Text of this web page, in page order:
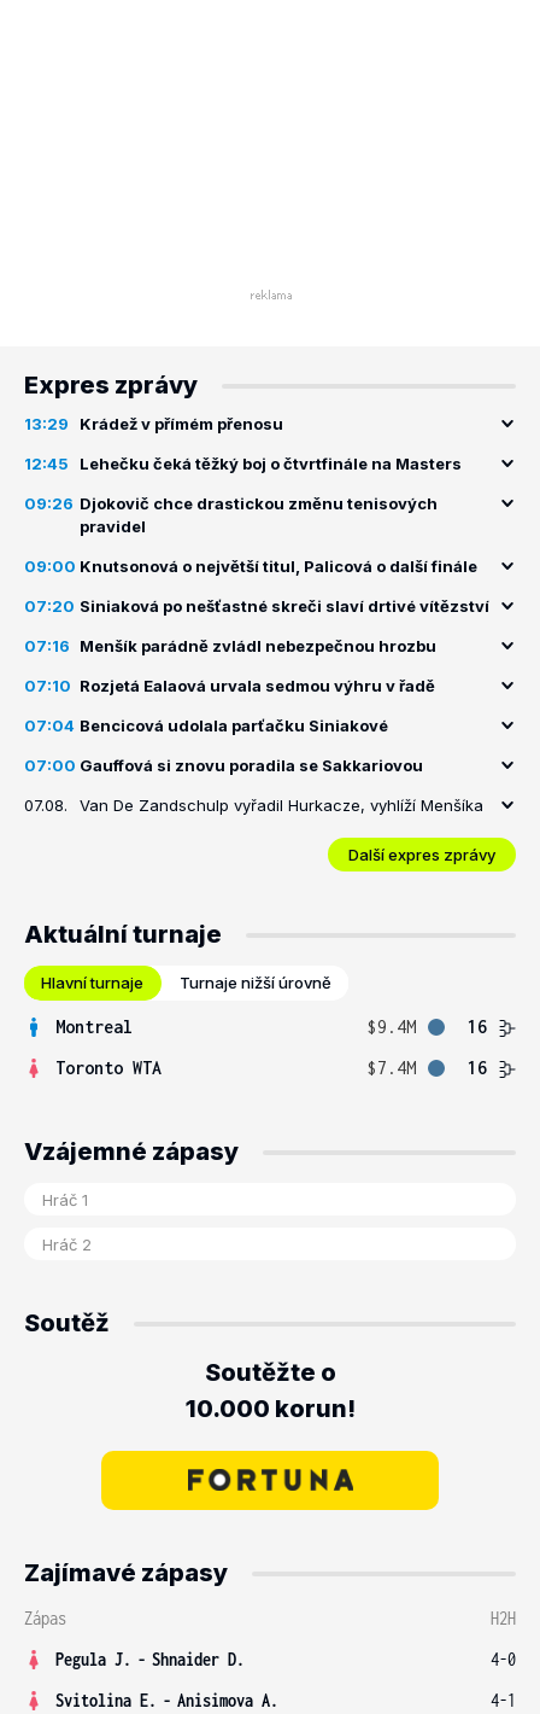
Expres zprávy
13:29 Krádež v přímém přenosu
12:45 Lehečku čeká těžký boj o čtvrtfinále na Masters
09:26 Djokovič chce drastickou změnu tenisových
pravidel
09:00 Knutsonová o největší titul, Palicová o další finále
07:20 Siniaková po nešťastné skreči slaví drtivé vítězství
07:16 Menšík parádně zvládl nebezpečnou hrozbu
07:10 Rozjetá Ealaová urvala sedmou výhru v řadě
07:04 Bencicová udolala parťačku Siniakové
07:00 Gauffová si znovu poradila se Sakkariovou
07.08. Van De Zandschulp vyřadil Hurkacze, vyhlíží Menšíka
Další expres zprávy
Aktuální turnaje
Hlavní turnaje Turnaje nižší úrovně
Montreal $9.4M
16
Toronto WTA
$7.4M 16
Vzájemné zápasy
Soutěž
Soutěžte o
10.000 korun!
Zajímavé zápasy
Zápas
H2H
Pegula J. - Shnaider D.
4-0
Svitolina E. - Anisimova A.
4-1